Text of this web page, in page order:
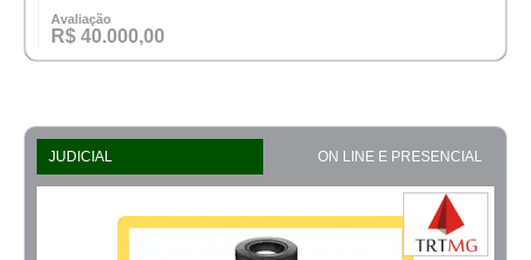
Avaliação
R$ 40.000,00
JUDICIAL ON LINE E PRESENCIAL